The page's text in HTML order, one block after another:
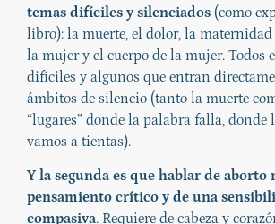
temas difíciles y silenciados (como
libro): la muerte, el dolor, la
la mujer y el cuerpo de la mujer. Todos
difíciles y algunos que entran
ámbitos de silencio (tanto la muerte
“lugares” donde la palabra falla, donde
vamos a tientas).
Y la segunda es que hablar de aborto
pensamiento crítico y de una
compasiva. Requiere de cabeza y